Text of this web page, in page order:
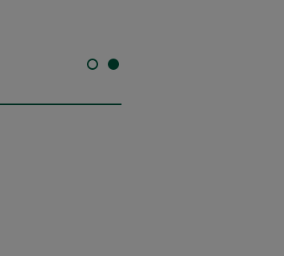
SLIDE 1SLIDE 2